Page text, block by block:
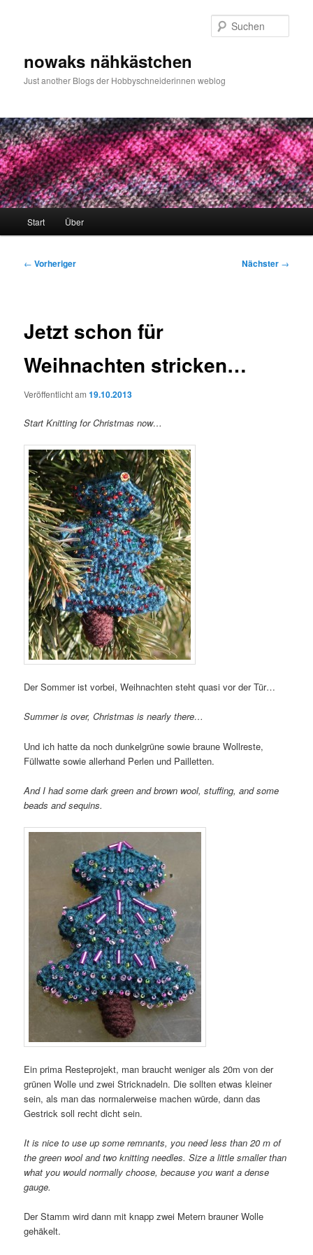
nowaks nähkästchen
Just another Blogs der Hobbyschneiderinnen weblog
Start Über
Beitragsnavigation
← Vorheriger Nächster →
Jetzt schon für
Weihnachten stricken…
Veröffentlicht am19.10.2013
Start Knitting for Christmas now…
Der Sommer ist vorbei, Weihnachten steht quasi vor der Tür…
Summer is over, Christmas is nearly there…
Und ich hatte da noch dunkelgrüne sowie braune Wollreste,
Füllwatte sowie allerhand Perlen und Pailletten.
And I had some dark green and brown wool, stuffing, and some
beads and sequins.
Ein prima Resteprojekt, man braucht weniger als 20m von der
grünen Wolle und zwei Stricknadeln. Die sollten etwas kleiner
sein, als man das normalerweise machen würde, dann das
Gestrick soll recht dicht sein.
It is nice to use up some remnants, you need less than 20 m of
the green wool and two knitting needles. Size a little smaller than
what you would normally choose, because you want a dense
gauge.
Der Stamm wird dann mit knapp zwei Metern brauner Wolle
gehäkelt.